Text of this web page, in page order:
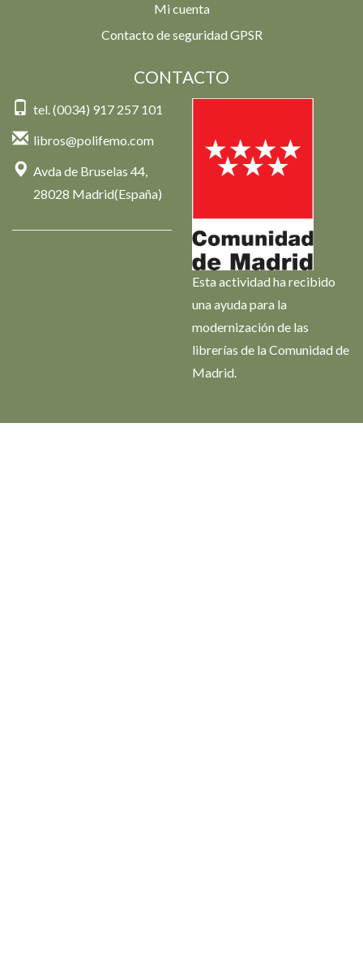
Mi cuenta
Contacto de seguridad GPSR
CONTACTO
tel. (0034) 917 257 101
libros@polifemo.com
Avda de Bruselas 44,
28028 Madrid(España)
Esta actividad ha recibido
una ayuda para la
modernización de las
librerías de la Comunidad de
Madrid.